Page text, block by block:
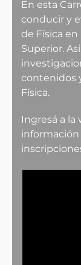
En esta
conducir y
de Física
Superior.
contenidos
Física.
Ingresá a la
información